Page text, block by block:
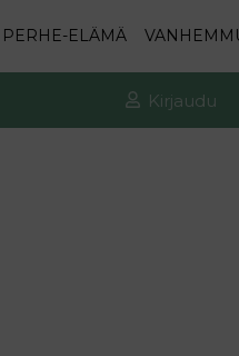
PERHE-ELÄMÄ
Kirjaudu